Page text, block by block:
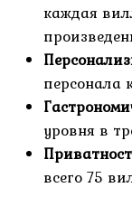
каждая
персонала
уровня в
всего 75